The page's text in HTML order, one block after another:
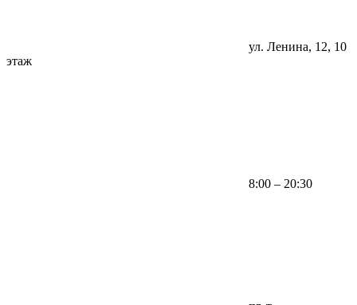
ул. Ленина, 12, 10
этаж
8:00 – 20:30